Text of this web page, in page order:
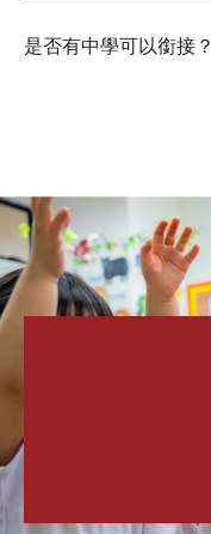
是否有中學可以銜接？